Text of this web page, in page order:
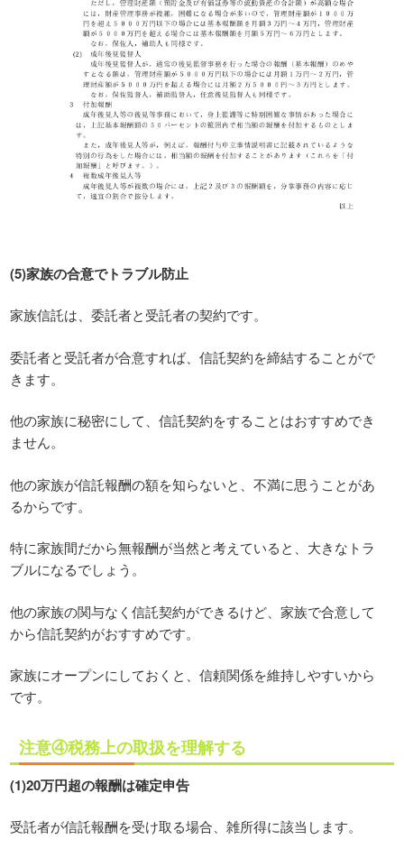
(5)家族の合意でトラブル防止
家族信託は、委託者と受託者の契約です。
委託者と受託者が合意すれば、信託契約を締結することがで
きます。
他の家族に秘密にして、信託契約をすることはおすすめでき
ません。
他の家族が信託報酬の額を知らないと、不満に思うことがあ
るからです。
特に家族間だから無報酬が当然と考えていると、大きなトラ
ブルになるでしょう。
他の家族の関与なく信託契約ができるけど、家族で合意して
から信託契約がおすすめです。
家族にオープンにしておくと、信頼関係を維持しやすいから
です。
注意④税務上の取扱を理解する
(1)20万円超の報酬は確定申告
受託者が信託報酬を受け取る場合、雑所得に該当します。